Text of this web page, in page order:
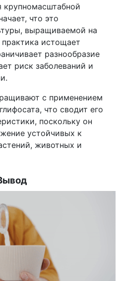
что это
выращиваемой на
истощает
разнообразие
риск заболеваний и
с применением
что сводит его
поскольку он
устойчивых к
животных и